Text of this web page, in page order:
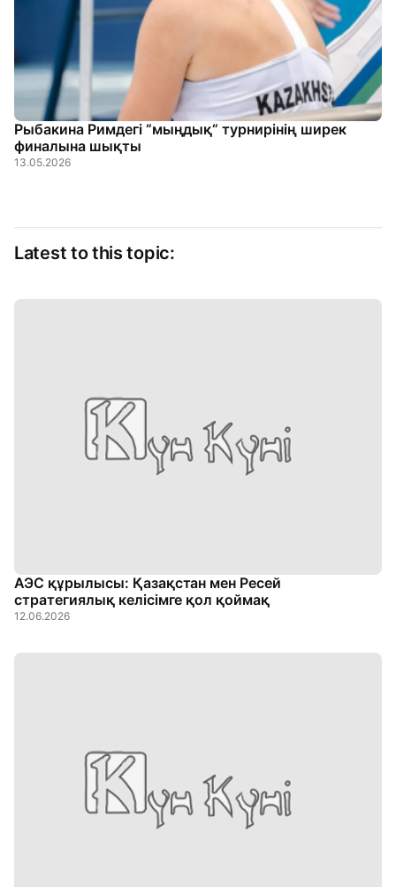
Рыбакина Римдегі “мыңдық“ турнирінің ширек
финалына шықты
13.05.2026
Latest to this topic:
АЭС құрылысы: Қазақстан мен Ресей
стратегиялық келісімге қол қоймақ
12.06.2026